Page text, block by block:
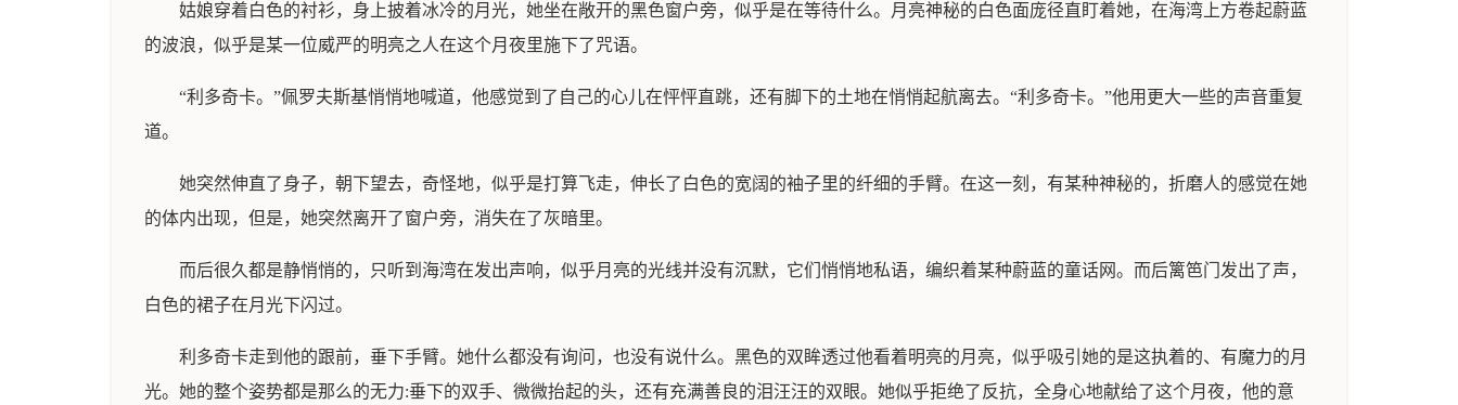
姑娘穿着白色的衬衫，身上披着冰冷的月光，她坐在敞开的黑色窗户旁，似乎是在等待什么。月亮神秘的白色面庞径直盯着她，在海湾上方卷起蔚蓝
的波浪，似乎是某一位威严的明亮之人在这个月夜里施下了咒语。
“利多奇卡。”佩罗夫斯基悄悄地喊道，他感觉到了自己的心儿在怦怦直跳，还有脚下的土地在悄悄起航离去。“利多奇卡。”他用更大一些的声音重复
道。
她突然伸直了身子，朝下望去，奇怪地，似乎是打算飞走，伸长了白色的宽阔的袖子里的纤细的手臂。在这一刻，有某种神秘的，折磨人的感觉在她
的体内出现，但是，她突然离开了窗户旁，消失在了灰暗里。
而后很久都是静悄悄的，只听到海湾在发出声响，似乎月亮的光线并没有沉默，它们悄悄地私语，编织着某种蔚蓝的童话网。而后篱笆门发出了声，
白色的裙子在月光下闪过。
利多奇卡走到他的跟前，垂下手臂。她什么都没有询问，也没有说什么。黑色的双眸透过他看着明亮的月亮，似乎吸引她的是这执着的、有魔力的月
光。她的整个姿势都是那么的无力:垂下的双手、微微抬起的头，还有充满善良的泪汪汪的双眼。她似乎拒绝了反抗，全身心地献给了这个月夜，他的意